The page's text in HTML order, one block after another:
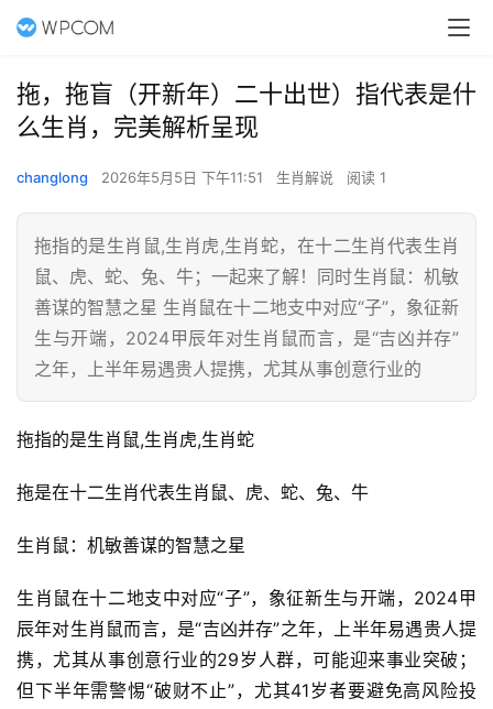
拖，拖盲（开新年）二十出世）指代表是什
么生肖，完美解析呈现
changlong 2026年5月5日 下午11:51 生肖解说 阅读 1
拖指的是生肖鼠,生肖虎,生肖蛇，在十二生肖代表生肖
鼠、虎、蛇、兔、牛；一起来了解！同时生肖鼠：机敏
善谋的智慧之星 生肖鼠在十二地支中对应“子”，象征新
生与开端，2024甲辰年对生肖鼠而言，是“吉凶并存”
之年，上半年易遇贵人提携，尤其从事创意行业的
拖指的是生肖鼠,生肖虎,生肖蛇
拖是在十二生肖代表生肖鼠、虎、蛇、兔、牛
生肖鼠：机敏善谋的智慧之星
生肖鼠在十二地支中对应“子”，象征新生与开端，2024甲
辰年对生肖鼠而言，是“吉凶并存”之年，上半年易遇贵人提
携，尤其从事创意行业的29岁人群，可能迎来事业突破；
但下半年需警惕“破财不止”，尤其41岁者要避免高风险投